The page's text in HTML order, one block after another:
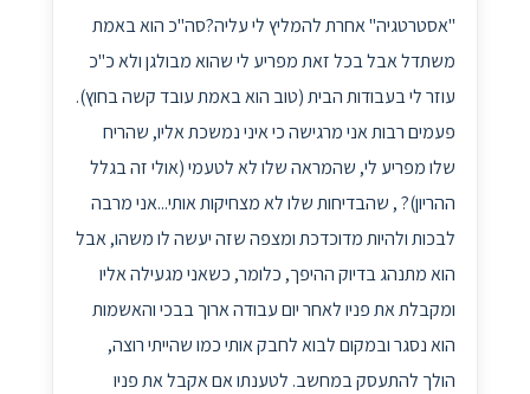
"אסטרטגיה" אחרת להמליץ לי עליה?סה"כ הוא באמת
משתדל אבל בכל זאת מפריע לי שהוא מבולגן ולא כ"כ
עוזר לי בעבודות הבית (טוב הוא באמת עובד קשה בחוץ).
פעמים רבות אני מרגישה כי איני נמשכת אליו, שהריח
שלו מפריע לי, שהמראה שלו לא לטעמי (אולי זה בגלל
ההריון)? , שהבדיחות שלו לא מצחיקות אותי...אני מרבה
לבכות ולהיות מדוכדכת ומצפה שזה יעשה לו משהו, אבל
הוא מתנהג בדיוק ההיפך, כלומר, כשאני מגעילה אליו
ומקבלת את פניו לאחר יום עבודה ארוך בבכי והאשמות
הוא נסגר ובמקום לבוא לחבק אותי כמו שהייתי רוצה,
הולך להתעסק במחשב. לטענתו אם אקבל את פניו